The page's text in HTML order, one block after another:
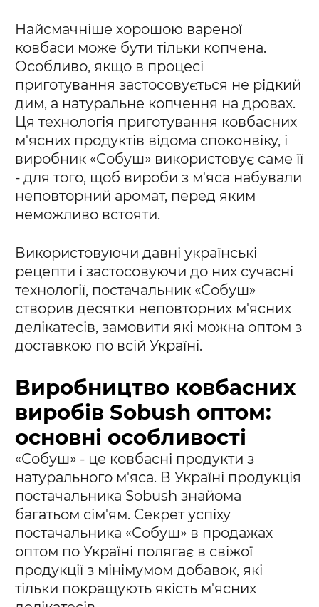
Найсмачніше хорошою вареної
ковбаси може бути тільки копчена.
Особливо, якщо в процесі
приготування застосовується не рідкий
дим, а натуральне копчення на дровах.
Ця технологія приготування ковбасних
м'ясних продуктів відома споконвіку, і
виробник «Собуш» використовує саме її
- для того, щоб вироби з м'яса набували
неповторний аромат, перед яким
неможливо встояти.
Використовуючи давні українські
рецепти і застосовуючи до них сучасні
технології, постачальник «Собуш»
створив десятки неповторних м'ясних
делікатесів, замовити які можна оптом з
доставкою по всій Україні.
Виробництво ковбасних
виробів Sobush оптом:
основні особливості
«Собуш» - це ковбасні продукти з
натурального м'яса. В Україні продукція
постачальника Sobush знайома
багатьом сім'ям. Секрет успіху
постачальника «Собуш» в продажах
оптом по Україні полягає в свіжої
продукції з мінімумом добавок, які
тільки покращують якість м'ясних